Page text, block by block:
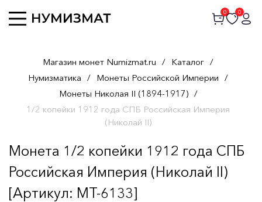
0 0
Магазин монет Numizmat.ru / Каталог /
Нумизматика / Монеты Российской Империи /
Монеты Николая II (1894-1917) /
1/2 копейки 1912 года СПБ Российская Империя
(Николай II)
Монета 1/2 копейки 1912 года СПБ
Российская Империя (Николай II)
[Артикул: MT-6133]